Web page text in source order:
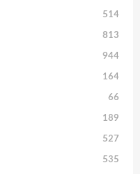
514
813
944
164
66
189
527
535